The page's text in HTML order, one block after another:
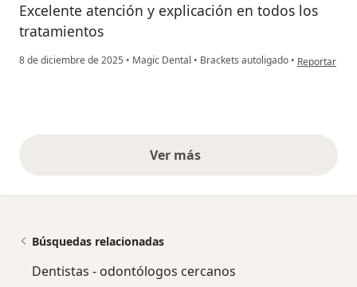
Excelente atención y explicación en todos los
tratamientos
8 de diciembre de 2025 • Magic Dental • Brackets autoligado • en opinión
Reportar
Ver másopiniones anteriores
Búsquedas relacionadas
Dentistas - odontólogos cercanos